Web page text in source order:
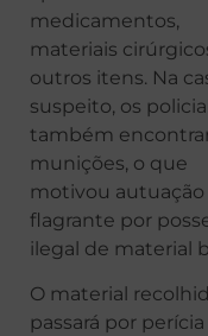
medicamentos,
materiais
outros itens. Na
suspeito, os
também
munições, o que
motivou
flagrante por
ilegal de material
O material
passará por perícia